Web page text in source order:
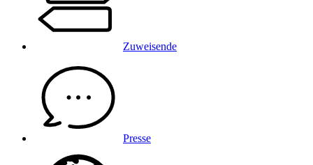
Zuweisende
Presse